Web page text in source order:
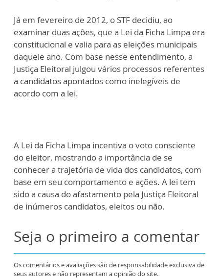
Já em fevereiro de 2012, o STF decidiu, ao
examinar duas ações, que a Lei da Ficha Limpa era
constitucional e valia para as eleições municipais
daquele ano. Com base nesse entendimento, a
Justiça Eleitoral julgou vários processos referentes
a candidatos apontados como inelegíveis de
acordo com a lei.
A Lei da Ficha Limpa incentiva o voto consciente
do eleitor, mostrando a importância de se
conhecer a trajetória de vida dos candidatos, com
base em seu comportamento e ações. A lei tem
sido a causa do afastamento pela Justiça Eleitoral
de inúmeros candidatos, eleitos ou não.
Seja o primeiro a comentar
Os comentários e avaliações são de responsabilidade exclusiva de
seus autores e não representam a opinião do site.